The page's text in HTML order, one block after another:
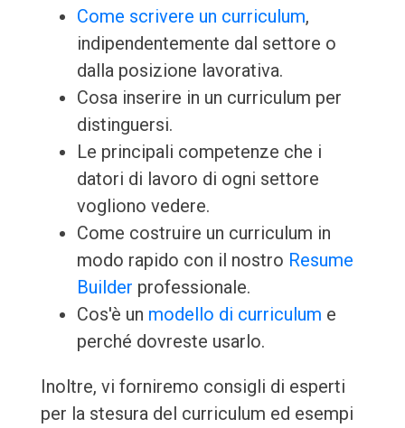
Come scrivere un curriculum,
indipendentemente dal settore o
dalla posizione lavorativa.
Cosa inserire in un curriculum per
distinguersi.
Le principali competenze che i
datori di lavoro di ogni settore
vogliono vedere.
Come costruire un curriculum in
modo rapido con il nostro Resume
Builder professionale.
Cos'è un modello di curriculum e
perché dovreste usarlo.
Inoltre, vi forniremo consigli di esperti
per la stesura del curriculum ed esempi